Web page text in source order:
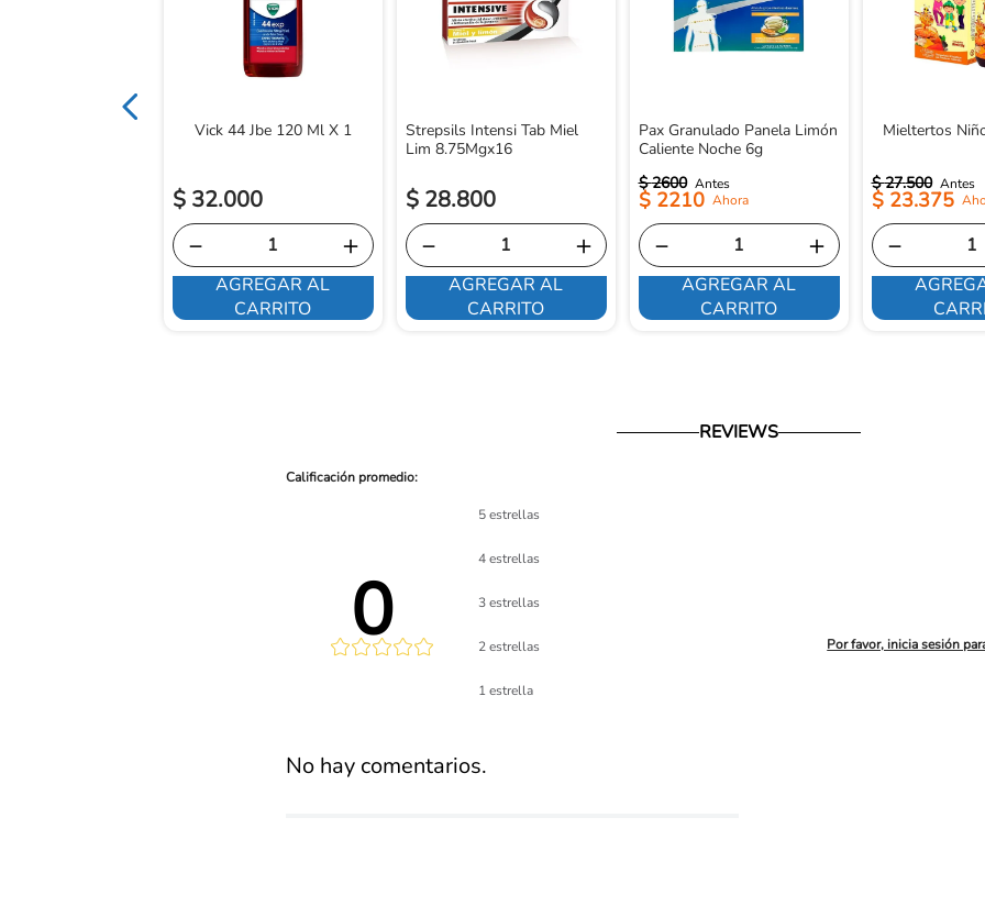
Vick 44 Jbe 120 Ml X 1
$ 32.000
＋
－
AGREGAR AL
CARRITO
Strepsils Intensi Tab Miel
Lim 8.75Mgx16
$ 28.800
＋
－
AGREGAR AL
CARRITO
Pax Granulado Panela Limón
Caliente Noche 6g
$ 2600
$ 2210
＋
－
AGREGAR AL
CARRITO
Mieltertos
$ 27.500
$ 23.375
－
REVIEWS
0
Calificación
promedio
5 estrellas
4 estrellas
3 estrellas
2 estrellas
1 estrella
Por favor, inicia sesión
No hay comentarios.